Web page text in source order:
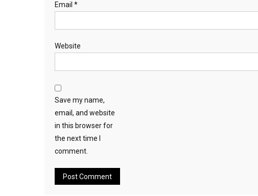
Email *
Website
Save my name,
email, and website
in this browser for
the next time I
comment.